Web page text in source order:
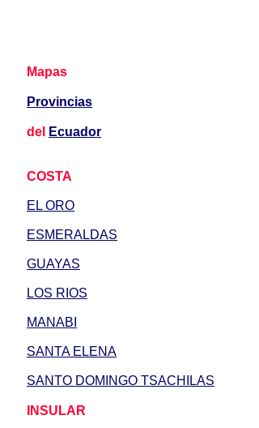
Mapas
Provincias
del Ecuador
COSTA
EL ORO
ESMERALDAS
GUAYAS
LOS RIOS
MANABI
SANTA ELENA
SANTO DOMINGO TSACHILAS
INSULAR